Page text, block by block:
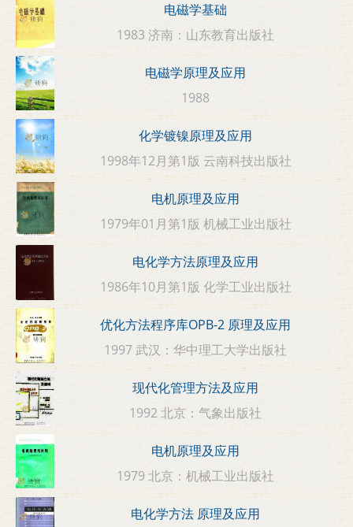
电磁学基础
1983 济南：山东教育出版社
电磁学原理及应用
1988
化学镀镍原理及应用
1998年12月第1版 云南科技出版社
电机原理及应用
1979年01月第1版 机械工业出版社
电化学方法原理及应用
1986年10月第1版 化学工业出版社
优化方法程序库OPB-2 原理及应用
1997 武汉：华中理工大学出版社
现代化管理方法及应用
1992 北京：气象出版社
电机原理及应用
1979 北京：机械工业出版社
电化学方法 原理及应用